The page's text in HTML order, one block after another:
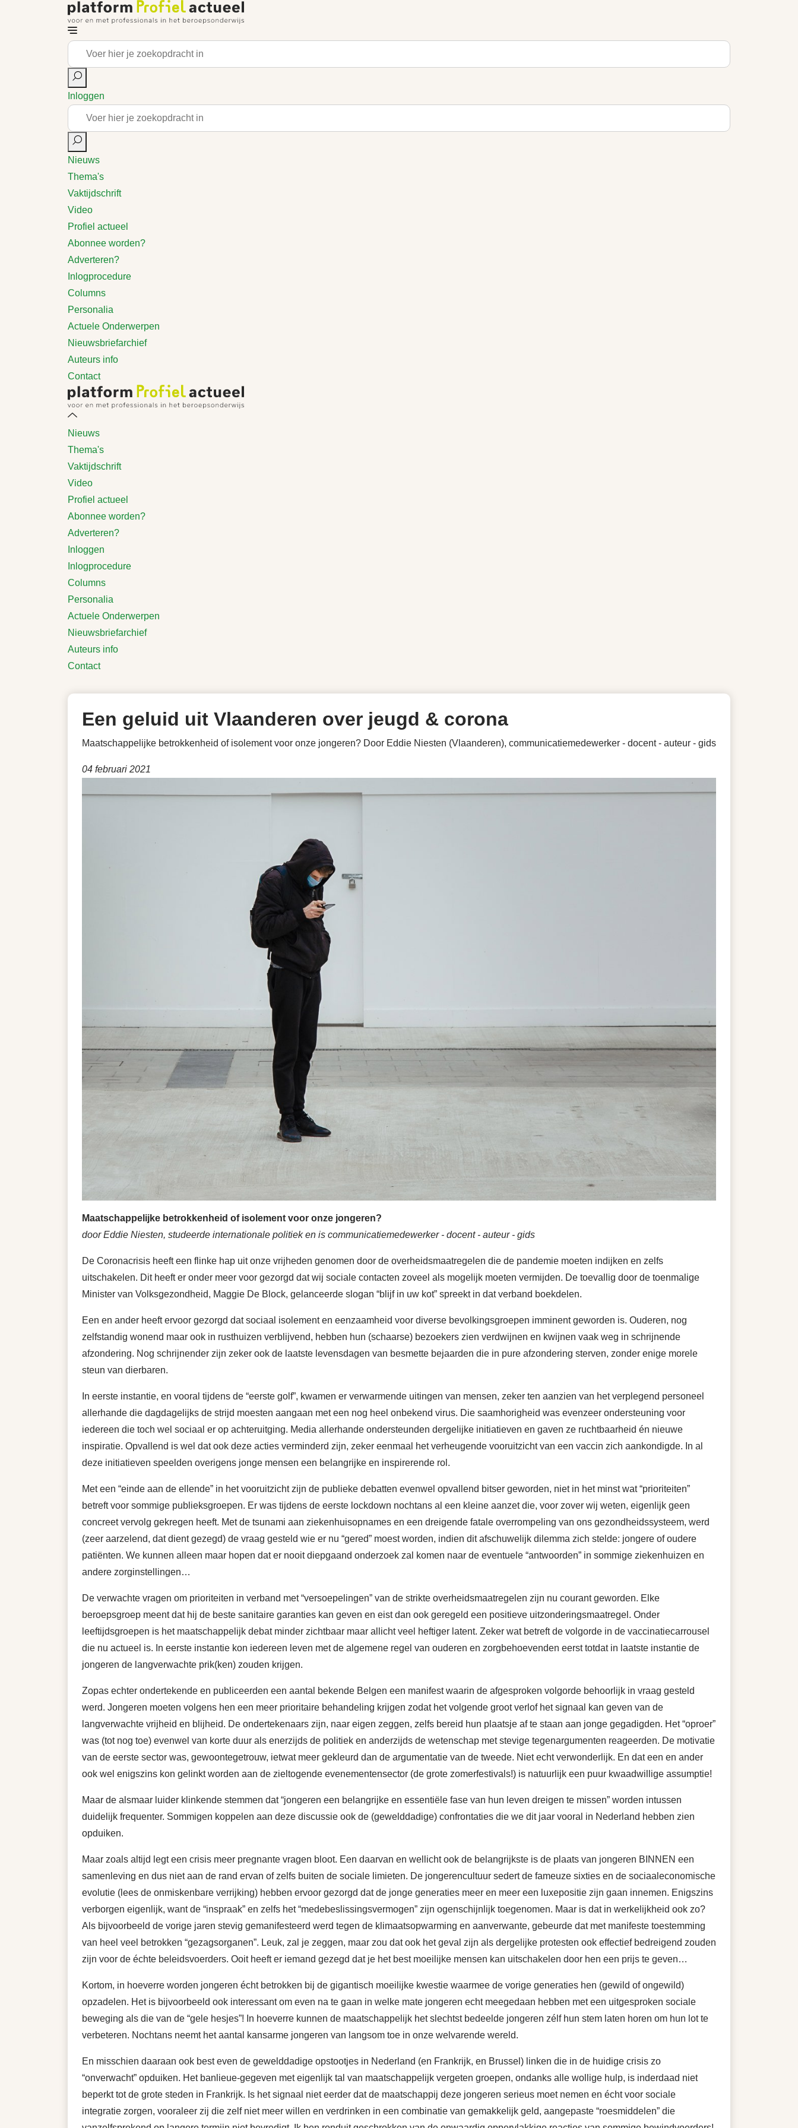
Inloggen
Nieuws
Thema's
Vaktijdschrift
Video
Profiel actueel
Abonnee worden?
Adverteren?
Inlogprocedure
Columns
Personalia
Actuele Onderwerpen
Nieuwsbriefarchief
Auteurs info
Contact
Nieuws
Thema's
Vaktijdschrift
Video
Profiel actueel
Abonnee worden?
Adverteren?
Inloggen
Inlogprocedure
Columns
Personalia
Actuele Onderwerpen
Nieuwsbriefarchief
Auteurs info
Contact
Een geluid uit Vlaanderen over jeugd & corona
Maatschappelijke betrokkenheid of isolement voor onze jongeren? Door Eddie Niesten (Vlaanderen), communicatiemedewerker - docent - auteur - gids
04 februari 2021
Maatschappelijke betrokkenheid of isolement voor onze jongeren?
door Eddie Niesten, studeerde internationale politiek en is communicatiemedewerker - docent - auteur - gids
De Coronacrisis heeft een flinke hap uit onze vrijheden genomen door de overheidsmaatregelen die de pandemie moeten indijken en zelfs
uitschakelen. Dit heeft er onder meer voor gezorgd dat wij sociale contacten zoveel als mogelijk moeten vermijden. De toevallig door de toenmalige
Minister van Volksgezondheid, Maggie De Block, gelanceerde slogan “blijf in uw kot” spreekt in dat verband boekdelen.
Een en ander heeft ervoor gezorgd dat sociaal isolement en eenzaamheid voor diverse bevolkingsgroepen imminent geworden is. Ouderen, nog
zelfstandig wonend maar ook in rusthuizen verblijvend, hebben hun (schaarse) bezoekers zien verdwijnen en kwijnen vaak weg in schrijnende
afzondering. Nog schrijnender zijn zeker ook de laatste levensdagen van besmette bejaarden die in pure afzondering sterven, zonder enige morele
steun van dierbaren.
In eerste instantie, en vooral tijdens de “eerste golf”, kwamen er verwarmende uitingen van mensen, zeker ten aanzien van het verplegend personeel
allerhande die dagdagelijks de strijd moesten aangaan met een nog heel onbekend virus. Die saamhorigheid was evenzeer ondersteuning voor
iedereen die toch wel sociaal er op achteruitging. Media allerhande ondersteunden dergelijke initiatieven en gaven ze ruchtbaarheid én nieuwe
inspiratie. Opvallend is wel dat ook deze acties verminderd zijn, zeker eenmaal het verheugende vooruitzicht van een vaccin zich aankondigde. In al
deze initiatieven speelden overigens jonge mensen een belangrijke en inspirerende rol.
Met een “einde aan de ellende” in het vooruitzicht zijn de publieke debatten evenwel opvallend bitser geworden, niet in het minst wat “prioriteiten”
betreft voor sommige publieksgroepen. Er was tijdens de eerste lockdown nochtans al een kleine aanzet die, voor zover wij weten, eigenlijk geen
concreet vervolg gekregen heeft. Met de tsunami aan ziekenhuisopnames en een dreigende fatale overrompeling van ons gezondheidssysteem, werd
(zeer aarzelend, dat dient gezegd) de vraag gesteld wie er nu “gered” moest worden, indien dit afschuwelijk dilemma zich stelde: jongere of oudere
patiënten. We kunnen alleen maar hopen dat er nooit diepgaand onderzoek zal komen naar de eventuele “antwoorden” in sommige ziekenhuizen en
andere zorginstellingen…
De verwachte vragen om prioriteiten in verband met “versoepelingen” van de strikte overheidsmaatregelen zijn nu courant geworden. Elke
beroepsgroep meent dat hij de beste sanitaire garanties kan geven en eist dan ook geregeld een positieve uitzonderingsmaatregel. Onder
leeftijdsgroepen is het maatschappelijk debat minder zichtbaar maar allicht veel heftiger latent. Zeker wat betreft de volgorde in de vaccinatiecarrousel
die nu actueel is. In eerste instantie kon iedereen leven met de algemene regel van ouderen en zorgbehoevenden eerst totdat in laatste instantie de
jongeren de langverwachte prik(ken) zouden krijgen.
Zopas echter ondertekende en publiceerden een aantal bekende Belgen een manifest waarin de afgesproken volgorde behoorlijk in vraag gesteld
werd. Jongeren moeten volgens hen een meer prioritaire behandeling krijgen zodat het volgende groot verlof het signaal kan geven van de
langverwachte vrijheid en blijheid. De ondertekenaars zijn, naar eigen zeggen, zelfs bereid hun plaatsje af te staan aan jonge gegadigden. Het “oproer”
was (tot nog toe) evenwel van korte duur als enerzijds de politiek en anderzijds de wetenschap met stevige tegenargumenten reageerden. De motivatie
van de eerste sector was, gewoontegetrouw, ietwat meer gekleurd dan de argumentatie van de tweede. Niet echt verwonderlijk. En dat een en ander
ook wel enigszins kon gelinkt worden aan de zieltogende evenementensector (de grote zomerfestivals!) is natuurlijk een puur kwaadwillige assumptie!
Maar de alsmaar luider klinkende stemmen dat “jongeren een belangrijke en essentiële fase van hun leven dreigen te missen” worden intussen
duidelijk frequenter. Sommigen koppelen aan deze discussie ook de (gewelddadige) confrontaties die we dit jaar vooral in Nederland hebben zien
opduiken.
Maar zoals altijd legt een crisis meer pregnante vragen bloot. Een daarvan en wellicht ook de belangrijkste is de plaats van jongeren BINNEN een
samenleving en dus niet aan de rand ervan of zelfs buiten de sociale limieten. De jongerencultuur sedert de fameuze sixties en de sociaaleconomische
evolutie (lees de onmiskenbare verrijking) hebben ervoor gezorgd dat de jonge generaties meer en meer een luxepositie zijn gaan innemen. Enigszins
verborgen eigenlijk, want de “inspraak” en zelfs het “medebeslissingsvermogen” zijn ogenschijnlijk toegenomen. Maar is dat in werkelijkheid ook zo?
Als bijvoorbeeld de vorige jaren stevig gemanifesteerd werd tegen de klimaatsopwarming en aanverwante, gebeurde dat met manifeste toestemming
van heel veel betrokken “gezagsorganen”. Leuk, zal je zeggen, maar zou dat ook het geval zijn als dergelijke protesten ook effectief bedreigend zouden
zijn voor de échte beleidsvoerders. Ooit heeft er iemand gezegd dat je het best moeilijke mensen kan uitschakelen door hen een prijs te geven…
Kortom, in hoeverre worden jongeren écht betrokken bij de gigantisch moeilijke kwestie waarmee de vorige generaties hen (gewild of ongewild)
opzadelen. Het is bijvoorbeeld ook interessant om even na te gaan in welke mate jongeren echt meegedaan hebben met een uitgesproken sociale
beweging als die van de “gele hesjes”! In hoeverre kunnen de maatschappelijk het slechtst bedeelde jongeren zélf hun stem laten horen om hun lot te
verbeteren. Nochtans neemt het aantal kansarme jongeren van langsom toe in onze welvarende wereld.
En misschien daaraan ook best even de gewelddadige opstootjes in Nederland (en Frankrijk, en Brussel) linken die in de huidige crisis zo
“onverwacht” opduiken. Het banlieue-gegeven met eigenlijk tal van maatschappelijk vergeten groepen, ondanks alle wollige hulp, is inderdaad niet
beperkt tot de grote steden in Frankrijk. Is het signaal niet eerder dat de maatschappij deze jongeren serieus moet nemen en écht voor sociale
integratie zorgen, vooraleer zij die zelf niet meer willen en verdrinken in een combinatie van gemakkelijk geld, aangepaste “roesmiddelen” die